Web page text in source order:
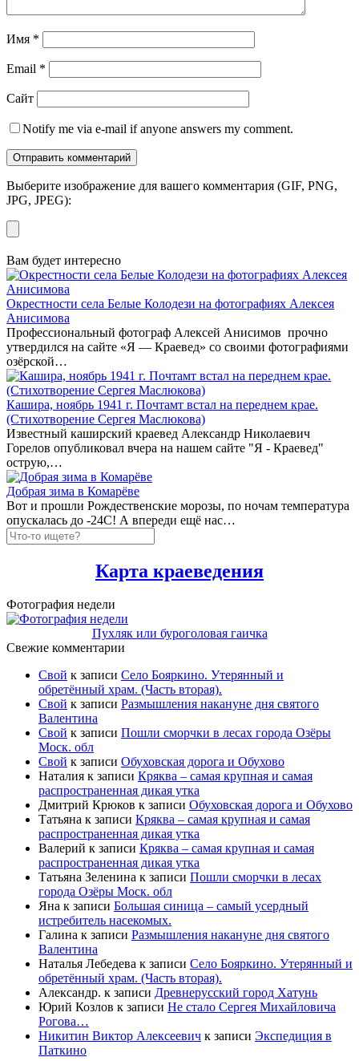
Имя *
Email *
Сайт
Notify me via e-mail if anyone answers my comment.
Выберите изображение для вашего комментария (GIF, PNG,
JPG, JPEG):
Вам будет интересно
Окрестности села Белые Колодези на фотографиях Алексея
Анисимова
Профессиональный фотограф Алексей Анисимов прочно
утвердился на сайте «Я — Краевед» со своими фотографиями
озёрской…
Кашира, ноябрь 1941 г. Почтамт встал на переднем крае.
(Стихотворение Сергея Маслюкова)
Известный каширский краевед Александр Николаевич
Горелов опубликовал вчера на нашем сайте "Я - Краевед"
острую,…
Добрая зима в Комарёве
Вот и прошли Рождественские морозы, по ночам температура
опускалась до -24С! А впереди ещё нас…
Карта краеведения
Фотография недели
Пухляк или буроголовая гаичка
Свежие комментарии
Свой к записи Село Бояркино. Утерянный и
обретённый храм. (Часть вторая).
Свой к записи Размышления накануне дня святого
Валентина
Свой к записи Пошли сморчки в лесах города Озёры
Моск. обл
Свой к записи Обуховская дорога и Обухово
Наталия к записи Кряква – самая крупная и самая
распространенная дикая утка
Дмитрий Крюков к записи Обуховская дорога и Обухово
Татьяна к записи Кряква – самая крупная и самая
распространенная дикая утка
Валерий к записи Кряква – самая крупная и самая
распространенная дикая утка
Татьяна Зеленина к записи Пошли сморчки в лесах
города Озёры Моск. обл
Яна к записи Большая синица – самый усердный
истребитель насекомых.
Галина к записи Размышления накануне дня святого
Валентина
Наталья Лебедева к записи Село Бояркино. Утерянный и
обретённый храм. (Часть вторая).
Александр. к записи Древнерусский город Хатунь
Юрий Козлов к записи Не стало Сергея Михайловича
Рогова…
Никитин Виктор Алексеевич к записи Экспедиция в
Паткино